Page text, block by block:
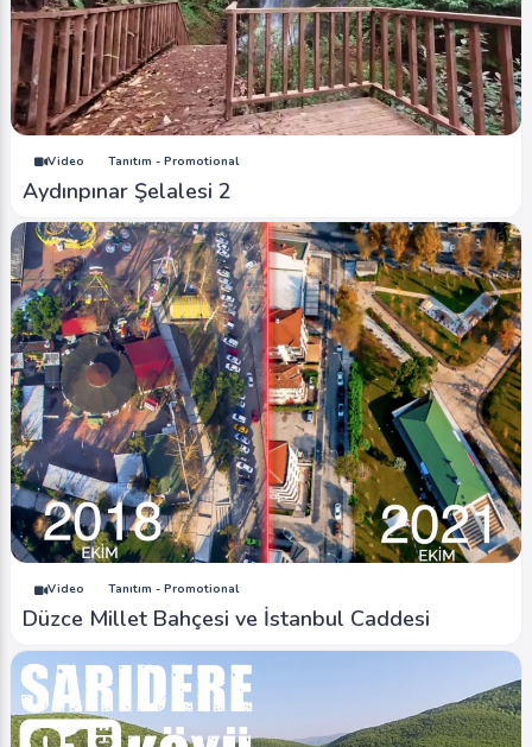
Video Tanıtım - Promotional
Aydınpınar Şelalesi 2
Video Tanıtım - Promotional
Düzce Millet Bahçesi ve İstanbul Caddesi